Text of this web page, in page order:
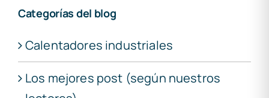
Categorías del blog
Calentadores industriales
Los mejores post (según nuestros